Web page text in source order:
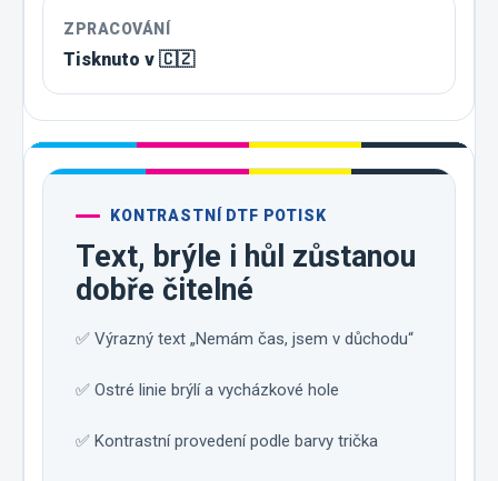
ZPRACOVÁNÍ
Tisknuto v 🇨🇿
KONTRASTNÍ DTF POTISK
Text, brýle i hůl zůstanou
dobře čitelné
✅ Výrazný text „Nemám čas, jsem v důchodu“
✅ Ostré linie brýlí a vycházkové hole
✅ Kontrastní provedení podle barvy trička